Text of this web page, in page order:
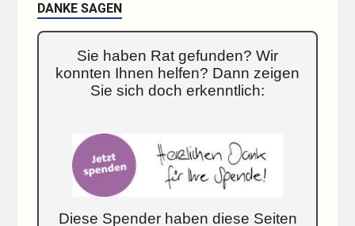
DANKE SAGEN
Sie haben Rat gefunden? Wir
konnten Ihnen helfen? Dann zeigen
Sie sich doch erkenntlich:
Diese Spender haben diese Seiten